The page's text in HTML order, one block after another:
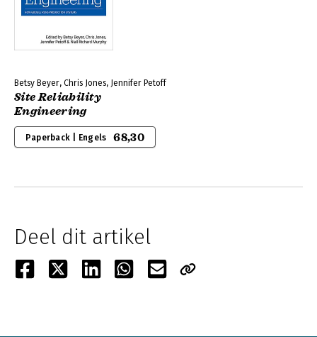
Betsy Beyer, Chris Jones, Jennifer Petoff
Site Reliability
Engineering
Paperback | Engels 68,30
Deel dit artikel